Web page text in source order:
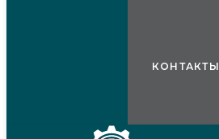
КОНТАКТЫ